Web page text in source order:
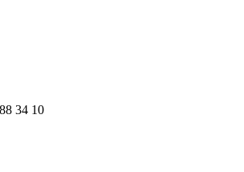
34 10